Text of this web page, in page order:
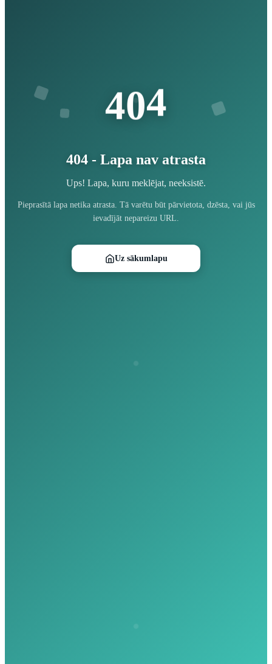
404
404 - Lapa nav atrasta
Ups! Lapa, kuru meklējat, neeksistē.
Pieprasītā lapa netika atrasta. Tā varētu būt pārvietota, dzēsta, vai jūs
ievadījāt nepareizu URL.
Uz sākumlapu